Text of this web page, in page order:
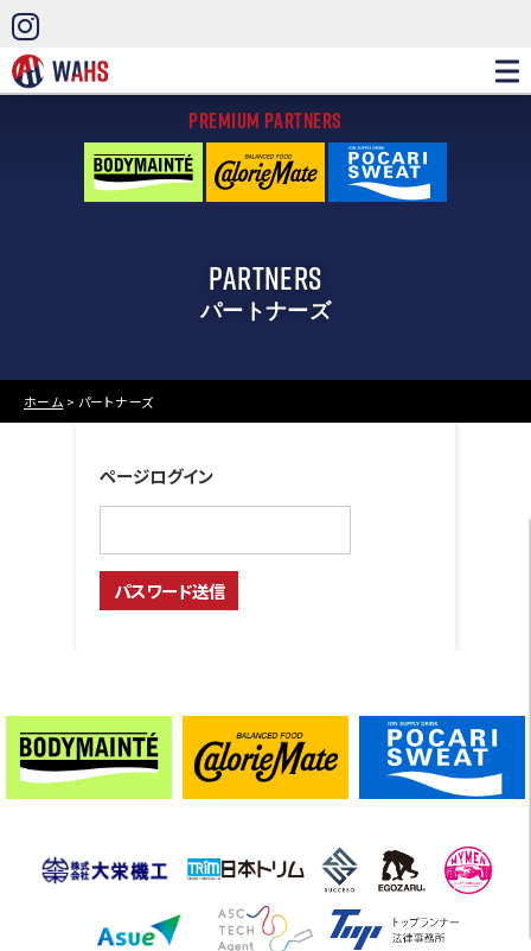
PREMIUM PARTNERS
PARTNERS
パートナーズ
ホーム > パートナーズ
ページログイン